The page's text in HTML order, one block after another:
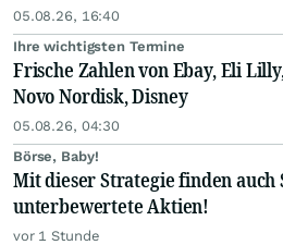
05.08.26, 16:40
Ihre wichtigsten Termine
Frische Zahlen von Ebay, Eli
Novo Nordisk, Disney
05.08.26, 04:30
Börse, Baby!
Mit dieser Strategie finden auch
unterbewertete Aktien!
vor 1 Stunde